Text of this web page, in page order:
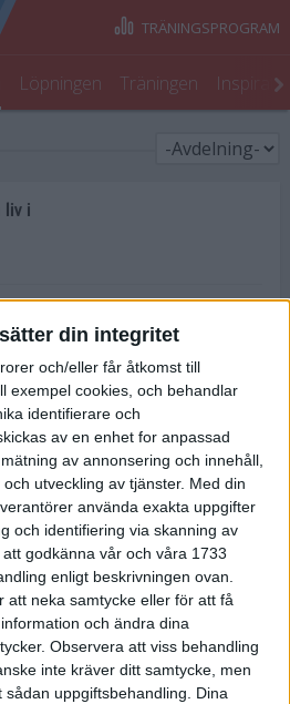
din integritet
och/eller får åtkomst till
exempel cookies, och behandlar
identifierare och
av en enhet for anpassad
av annonsering och innehåll,
utveckling av tjänster. Med din
använda exakta uppgifter
och identifiering via skanning av
godkänna vår och våra 1733
enligt beskrivningen ovan.
att neka samtycke eller för att få
och ändra dina
Observera att viss behandling
inte kräver ditt samtycke, men
uppgiftsbehandling. Dina
Löpningen Träningen
TRÄNINGSPROGRAM
liv i
i